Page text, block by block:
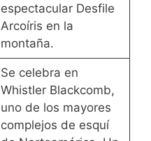
espectacular Desfile
Arcoíris en la
montaña.
Se celebra en
Whistler Blackcomb,
uno de los mayores
complejos de esquí